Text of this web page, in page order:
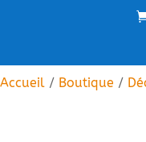
Accueil / Boutique /